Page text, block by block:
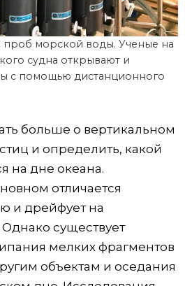
морской воды. Ученые на
судна открывают и
с помощью дистанционного
больше о вертикальном
и определить, какой
на дне океана.
отличается
и дрейфует на
существует
мелких фрагментов
объектам и оседания